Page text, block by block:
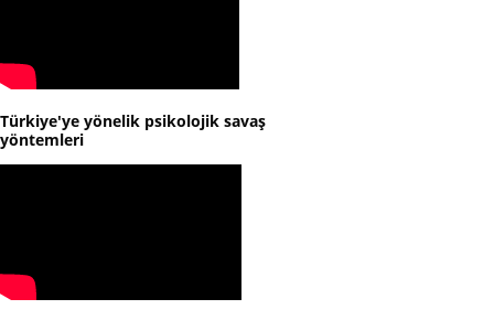
Türkiye'ye yönelik psikolojik savaş
yöntemleri